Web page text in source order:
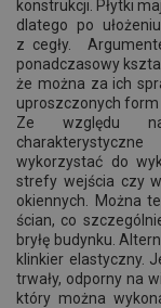
konstrukcji. Płytki
dlatego po
z cegły.
ponadczasowy
że można za ich
uproszczonych form
Ze względu na
wykorzystać do
strefy wejścia czy
okiennych. Można
ścian, co
bryłę budynku.
klinkier elastyczny.
trwały, odporny na
który można